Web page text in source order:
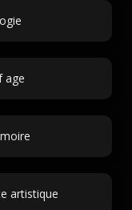
age
artistique